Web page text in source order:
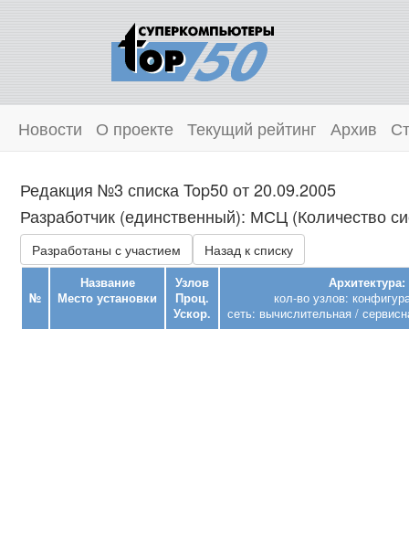
Новости О проекте Текущий рейтинг Архив
Редакция №3 списка Top50 от 20.09.2005
Разработчик (единственный): МСЦ (Количество
Разработаны с участием Назад к списку
№
Название
Место установки
Узлов
Проц.
Ускор.
Архитектура:
кол-во узлов:
сеть: вычислительная /